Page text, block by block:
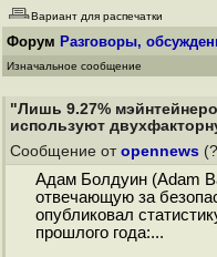
Вариант для распечатки
Форум Разговоры,
Изначальное сообщение
"Лишь 9.27%
используют
Сообщение от opennews
Адам Болдуин (Adam
отвечающую за
опубликовал
прошлого года:...